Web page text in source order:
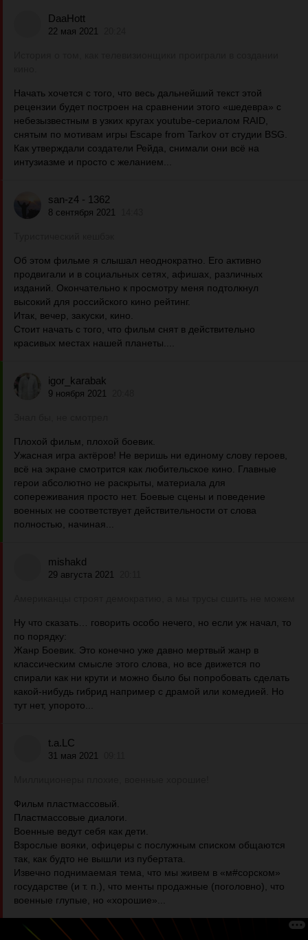
DaaHott
22 мая 2021
Начать хочется с того, что весь дальнейший текст этой
рецензии будет построен на сравнении этого «шедевра» с
небезызвестным в узких кругах youtube-сериалом RAID,
снятым по мотивам игры Escape from Tarkov от студии BSG.
Как утверждали создатели Рейда, снимали они всё на
интузиазме и просто с желанием...
san-z4 - 1362
8 сентября 2021
Об этом фильме я слышал неоднократно. Его активно
продвигали и в социальных сетях, афишах, различных
изданий. Окончательно к просмотру меня подтолкнул
высокий для российского кино рейтинг.
Итак, вечер, закуски, кино.
Стоит начать с того, что фильм снят в действительно
красивых местах нашей планеты....
igor_karabak
9 ноября 2021
Плохой фильм, плохой боевик.
Ужасная игра актёров! Не веришь ни единому слову героев,
всё на экране смотрится как любительское кино. Главные
герои абсолютно не раскрыты, материала для
сопереживания просто нет. Боевые сцены и поведение
военных не соответствует действительности от слова
полностью, начиная...
mishakd
29 августа 2021
Ну что сказать… говорить особо нечего, но если уж начал, то
по порядку:
Жанр Боевик. Это конечно уже давно мертвый жанр в
классическим смысле этого слова, но все движется по
спирали как ни крути и можно было бы попробовать сделать
какой-нибудь гибрид например с драмой или комедией. Но
тут нет, упорото...
t.a.LC
31 мая 2021
Фильм пластмассовый.
Пластмассовые диалоги.
Военные ведут себя как дети.
Взрослые вояки, офицеры с послужным списком общаются
так, как будто не вышли из пубертата.
Извечно поднимаемая тема, что мы живем в «м#сорском»
государстве (и т. п.), что менты продажные (поголовно), что
военные глупые, но «хорошие»...